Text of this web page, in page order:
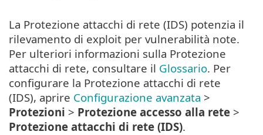
La Protezione attacchi di rete (IDS) potenzia il
rilevamento di exploit per vulnerabilità note.
Per ulteriori informazioni sulla Protezione
attacchi di rete, consultare il Glossario. Per
configurare la Protezione attacchi di rete
(IDS), aprire Configurazione avanzata >
Protezioni > Protezione accesso alla rete >
Protezione attacchi di rete (IDS).